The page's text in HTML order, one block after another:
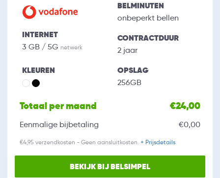
INTERNET
3 GB / 5G netwerk
BELMINUTEN
onbeperkt bellen
CONTRACTDUUR
2 jaar
KLEUREN OPSLAG
256GB
Totaal per maand €24,00
Eenmalige bijbetaling €0,00
€4,95 verzendkosten - Geen aansluitkosten. + Prijsdetails
BEKIJK BIJ BELSIMPEL